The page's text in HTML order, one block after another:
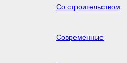
Со строительством
Современные